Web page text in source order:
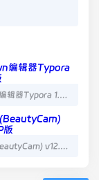
Markdown编辑器Typora 1.11.6 中文版
美颜相机 (BeautyCam) v12.7.60 VIP版